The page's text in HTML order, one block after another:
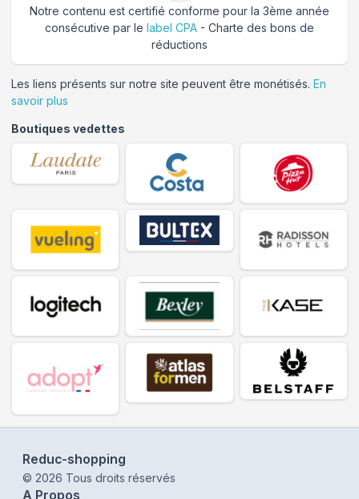
Notre contenu est certifié conforme pour la 3ème année
consécutive par le label CPA - Charte des bons de
réductions
Les liens présents sur notre site peuvent être monétisés. En
savoir plus
Boutiques vedettes
Reduc-shopping
© 2026 Tous droits réservés
A Propos